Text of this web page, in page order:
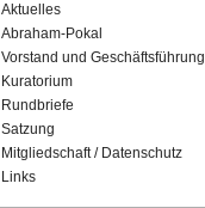
Aktuelles
Abraham-Pokal
Vorstand und Geschäftsführung
Kuratorium
Rundbriefe
Satzung
Mitgliedschaft / Datenschutz
Links